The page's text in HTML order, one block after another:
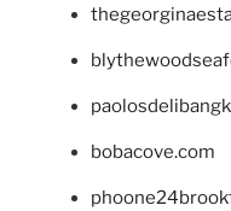
bobacove.com